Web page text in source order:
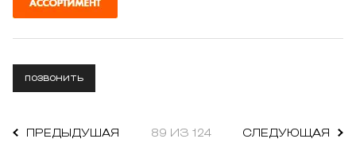
ПОЗВОНИТЬ
ПРЕДЫДУШАЯ 89 ИЗ 124 СЛЕДУЮЩАЯ